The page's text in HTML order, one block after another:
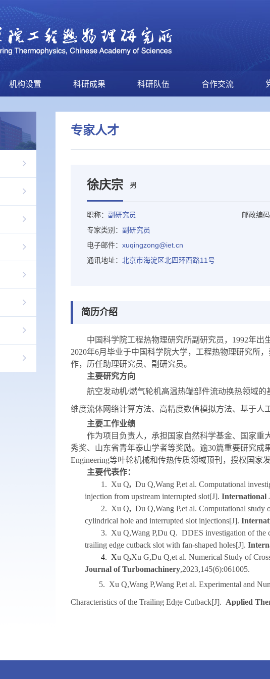
机构设置 科研成果 科研队伍 合作交流
专家人才
徐庆宗 男
职称： 副研究员 邮政编码
专家类别： 副研究员
电子邮件： xuqingzong@iet.cn
通讯地址： 北京市海淀区北四环西路11号
简历介绍
中国科学院工程热物理研究所副研究员， 1992年出
2020年6月毕业于中国科学院大学，工程热物理研究所，
作，历任助理研究员、副研究员。
主要研究方向
航空发动机/燃气轮机高温热端部件流动换热领域
维度流体网络计算方法、高精度数值模拟方法、基于人
主要工作业绩
作为项目负责人，承担国家自然科学基金、
国家重
秀奖、山东省青年泰山学者等奖励。逾30篇重要研究成
Engineering等叶轮机械和传热传质领域顶刊，授权国家
主要代表作：
1. Xu Q, Du Q,Wang P,et al. Computational
injection from upstream interrupted slot[J]. International
2. Xu Q, Du Q,Wang P,et al. Computational study
cylindrical hole and interrupted slot injections[J].
3. Xu Q,Wang P,Du Q. DDES investigation of the
trailing edge cutback slot with fan-shaped holes[J].
4. Xu Q,Xu G,Du Q,et al. Numerical Study of
Journal of Turbomachinery,2023,145(6):061005.
5. Xu Q,Wang P,Wang P,et al. Experimental and
Characteristics of the Trailing Edge Cutback[J]. Applied